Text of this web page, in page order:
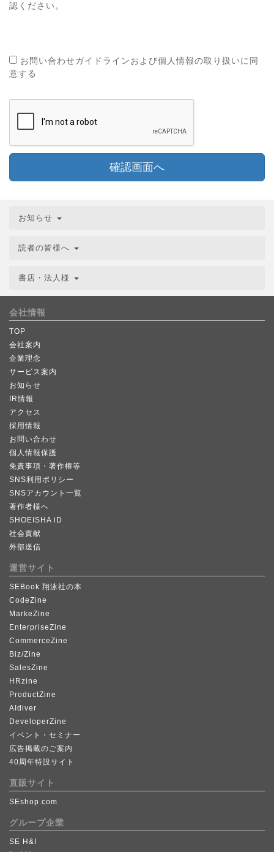
認ください。
お問い合わせガイドラインおよび個人情報の取り扱いに同
意する
確認画面へ
お知らせ
読者の皆様へ
書店・法人様
会社情報
TOP
会社案内
企業理念
サービス案内
お知らせ
IR情報
アクセス
採用情報
お問い合わせ
個人情報保護
免責事項・著作権等
SNS利用ポリシー
SNSアカウント一覧
著作者様へ
SHOEISHA iD
社会貢献
外部送信
運営サイト
SEBook 翔泳社の本
CodeZine
MarkeZine
EnterpriseZine
CommerceZine
Biz/Zine
SalesZine
HRzine
ProductZine
AIdiver
DeveloperZine
イベント・セミナー
広告掲載のご案内
40周年特設サイト
直販サイト
SEshop.com
グループ企業
SE H&I